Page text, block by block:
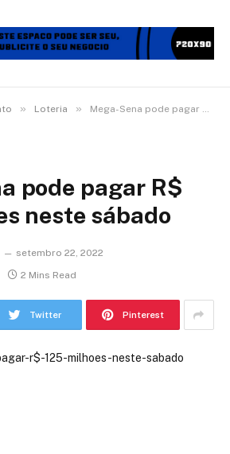
» Loteria » Mega-Sena pode pagar R$ 125 milhões neste sábado
pode pagar R$
neste sábado
setembro 22, 2022
2 Mins Read
Twitter Pinterest